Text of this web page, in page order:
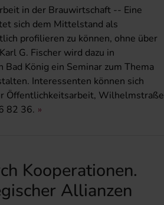
in der Brauwirtschaft -- Eine
sich dem Mittelstand als
profilieren zu können, ohne über
G. Fischer wird dazu in
König ein Seminar zum Thema
Interessenten können sich
Öffentlichkeitsarbeit, Wilhelmstraße
82 36.
Kooperationen.
Allianzen